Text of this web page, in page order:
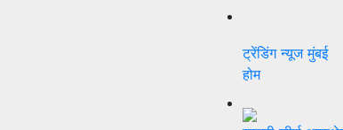
ट्रेंडिंग न्यूजमुंबई
होम